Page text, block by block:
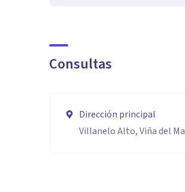
Consultas
Dirección principal
Villanelo Alto, Viña del